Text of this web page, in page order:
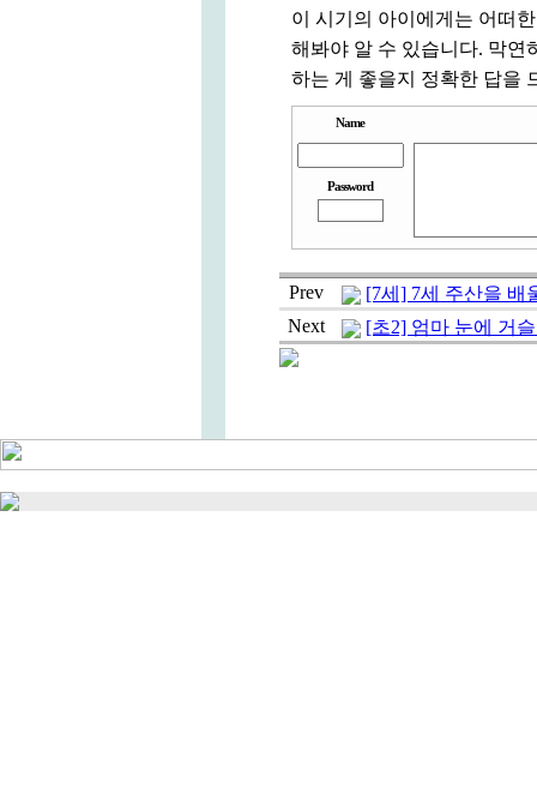
이 시기의 아이에게는 어떠
해봐야 알 수 있습니다. 막연
하는 게 좋을지 정확한 답을
Name
Password
Prev
[7세] 7세 주산을 배
Next
[초2] 엄마 눈에 거